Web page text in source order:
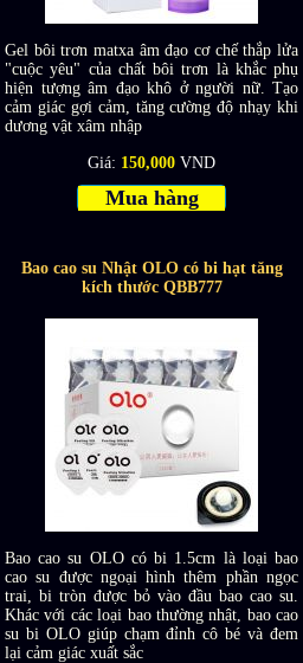
Gel bôi trơn matxa âm đạo cơ chế thắp lửa
"cuộc yêu" của chất bôi trơn là khắc phụ
hiện tượng âm đạo khô ở người nữ. Tạo
cảm giác gợi cảm, tăng cường độ nhạy khi
dương vật xâm nhập
Giá: 150,000 VND
Mua hàng
Bao cao su Nhật OLO có bi hạt tăng
kích thước QBB777
Bao cao su OLO có bi 1.5cm là loại bao
cao su được ngoại hình thêm phần ngọc
trai, bi tròn được bỏ vào đầu bao cao su.
Khác với các loại bao thường nhật, bao cao
su bi OLO giúp chạm đỉnh cô bé và đem
lại cảm giác xuất sắc